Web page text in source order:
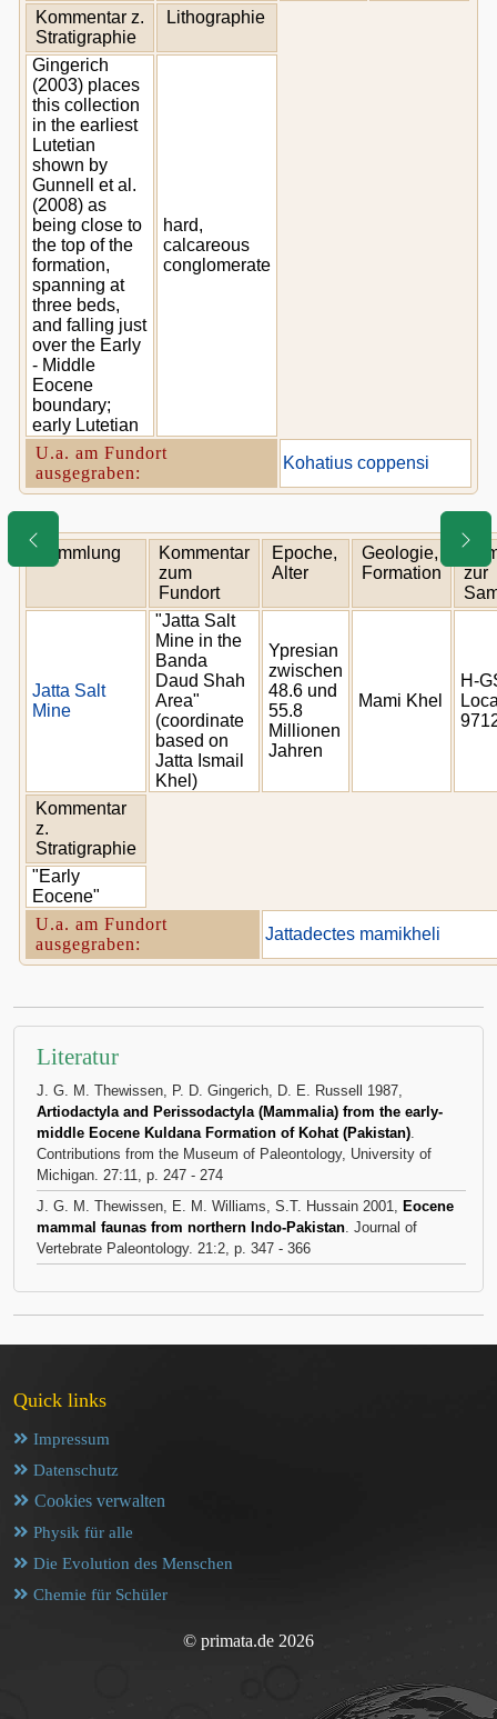
Kommentar z.
Stratigraphie
Lithographie
Gingerich
(2003) places
this collection
in the earliest
Lutetian
shown by
Gunnell et al.
(2008) as
being close to
the top of the
formation,
spanning at
three beds,
and falling just
over the Early
- Middle
Eocene
boundary;
early Lutetian
hard,
calcareous
conglomerate
U.a. am Fundort
ausgegraben:
Kohatius coppensi
Sammlung
Kommentar
zum
Fundort
Epoche,
Alter
Geologie,
Formation
zur
Jatta Salt
Mine
"Jatta Salt
Mine in the
Banda
Daud Shah
Area"
(coordinate
based on
Jatta Ismail
Khel)
Ypresian
zwischen
48.6 und
55.8
Millionen
Jahren
Mami Khel
H-
Kommentar
z.
Stratigraphie
"Early
Eocene"
U.a. am Fundort
ausgegraben:
Jattadectes mamikheli
Literatur
J. G. M. Thewissen, P. D. Gingerich, D. E. Russell 1987,
Artiodactyla and Perissodactyla (Mammalia) from the early-
middle Eocene Kuldana Formation of Kohat (Pakistan).
Contributions from the Museum of Paleontology, University of
Michigan. 27:11, p. 247 - 274
J. G. M. Thewissen, E. M. Williams, S.T. Hussain 2001, Eocene
mammal faunas from northern Indo-Pakistan. Journal of
Vertebrate Paleontology. 21:2, p. 347 - 366
Quick links
Impressum
Datenschutz
Cookies verwalten
Physik für alle
Die Evolution des Menschen
Chemie für Schüler
© primata.de 2026